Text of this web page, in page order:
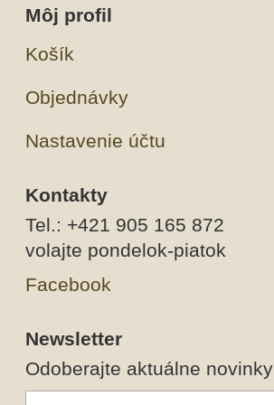
Môj profil
Košík
Objednávky
Nastavenie účtu
Kontakty
Tel.: +421 905 165 872
volajte pondelok-piatok
Facebook
Newsletter
Odoberajte aktuálne novinky